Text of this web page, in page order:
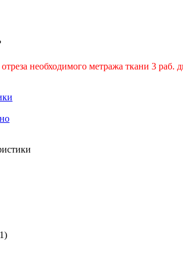
необходимого метража ткани 3 раб.